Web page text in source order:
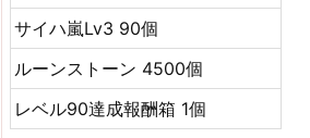
サイハ嵐Lv3 90個
ルーンストーン 4500個
レベル90達成報酬箱 1個